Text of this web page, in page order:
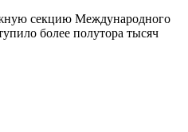
секцию Международного
более полутора тысяч